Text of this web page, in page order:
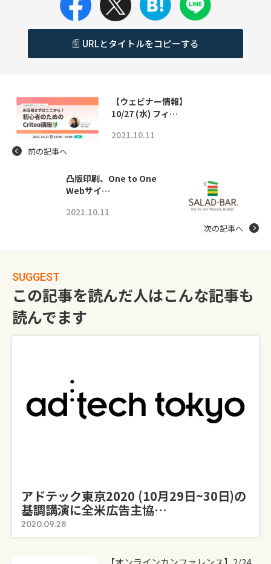
URLとタイトルをコピーする
【ウェビナー情報】
10/27 (水) フィ…
2021.10.11
前の記事へ
凸版印刷、One to One
Webサイ…
2021.10.11
次の記事へ
SUGGEST
この記事を読んだ人はこんな記事も
読んでます
アドテック東京2020 (10月29日~30日)の
基調講演に全米広告主協…
2020.09.28